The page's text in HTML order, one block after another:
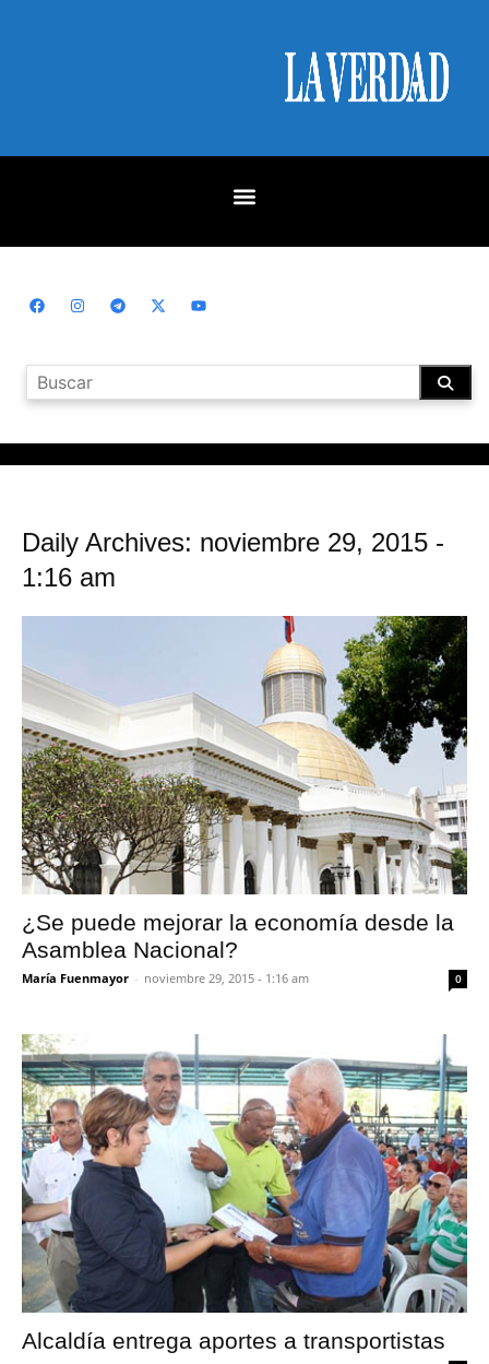
Daily Archives: noviembre 29, 2015 -
1:16 am
¿Se puede mejorar la economía desde la
Asamblea Nacional?
María Fuenmayor - noviembre 29, 2015 - 1:16 am 0
Alcaldía entrega aportes a transportistas